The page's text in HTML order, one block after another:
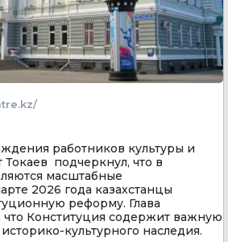
работников культуры и
Токаев подчеркнул, что в
масштабные
2026 года казахстанцы
реформу. Глава
что Конституция содержит важную
культурного наследия.